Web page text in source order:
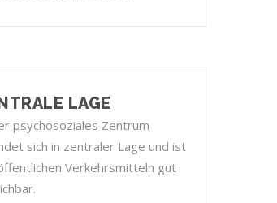
LAGE
psychosoziales Zentrum
sich in zentraler Lage und ist
Verkehrsmitteln gut